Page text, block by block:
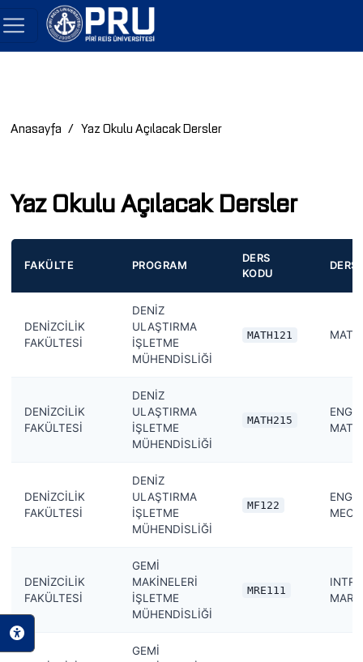
Anasayfa Yaz Okulu Açılacak Dersler
Yaz Okulu Açılacak Dersler
FAKÜLTE PROGRAM
DERS
KODU
DERS
DENİZCİLİK
FAKÜLTESİ
DENİZ
ULAŞTIRMA
İŞLETME
MÜHENDİSLİĞİ
MATH121
DENİZCİLİK
FAKÜLTESİ
DENİZ
ULAŞTIRMA
İŞLETME
MÜHENDİSLİĞİ
MATH215
DENİZCİLİK
FAKÜLTESİ
DENİZ
ULAŞTIRMA
İŞLETME
MÜHENDİSLİĞİ
MF122
DENİZCİLİK
FAKÜLTESİ
GEMİ
MAKİNELERİ
İŞLETME
MÜHENDİSLİĞİ
MRE111
GEMİ